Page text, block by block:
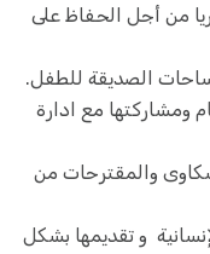
من أجل الحفاظ على
الصديقة للطفل.
ومشاركتها مع ادارة
والمقترحات من
و تقديمها بشكل